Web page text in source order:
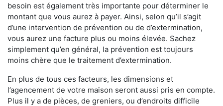
besoin est également très importante pour déterminer le
montant que vous aurez à payer. Ainsi, selon qu’il s’agit
d’une intervention de prévention ou de d’extermination,
vous aurez une facture plus ou moins élevée. Sachez
simplement qu’en général, la prévention est toujours
moins chère que le traitement d’extermination.
En plus de tous ces facteurs, les dimensions et
l’agencement de votre maison seront aussi pris en compte.
Plus il y a de pièces, de greniers, ou d’endroits difficile